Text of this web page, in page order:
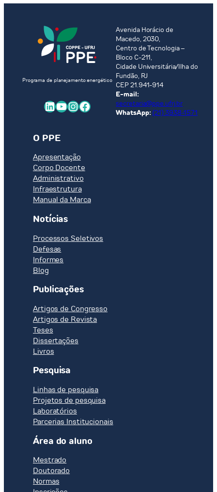
Programa de planejamento energético
LinkedIn Youtube InstagramFacebook
Avenida Horácio de
Macedo, 2030,
Centro de Tecnologia –
Bloco C-211,
Cidade Universitária/Ilha do
Fundão, RJ
CEP 21.941-914
E-mail:
secretaria@ppe.ufrj.br
WhatsApp: (21) 3938-1571
O PPE
Apresentação
Corpo Docente
Administrativo
Infraestrutura
Manual da Marca
Notícias
Processos Seletivos
Defesas
Informes
Blog
Publicações
Artigos de Congresso
Artigos de Revista
Teses
Dissertações
Livros
Pesquisa
Linhas de pesquisa
Projetos de pesquisa
Laboratórios
Parcerias Institucionais
Área do aluno
Mestrado
Doutorado
Normas